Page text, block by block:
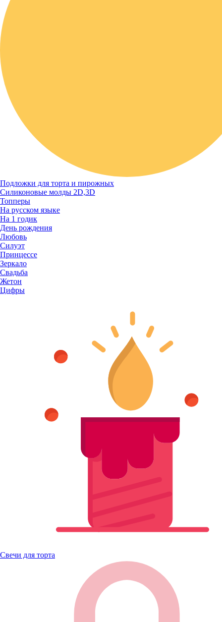
Подложки для торта и пирожных
Силиконовые молды 2D,3D
Топперы
На русском языке
На 1 годик
День рождения
Любовь
Силуэт
Принцессе
Зеркало
Свадьба
Жетон
Цифры
Свечи для торта